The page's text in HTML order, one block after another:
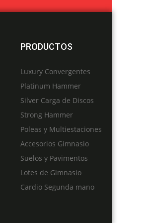
PRODUCTOS
Luxury Convergentes
Platinum Hammer
Silver Carga de Discos
Strong Hammer
Poleas y Multiestaciones
Accesorios Gimnasio
Suelos y Pavimentos
Lotes de Gimnasio
Cardio Segunda mano